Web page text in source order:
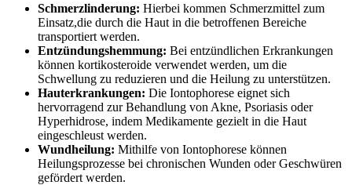
Schmerzlinderung: Hierbei kommen‍ Schmerzmittel ​zum
Einsatz,die durch die Haut in die betroffenen Bereiche
‌transportiert werden.
Entzündungshemmung: Bei entzündlichen Erkrankungen
können⁢ kortikosteroide verwendet werden, um die
Schwellung zu reduzieren und die Heilung zu unterstützen.
Hauterkrankungen: Die Iontophorese eignet sich
hervorragend‌ zur Behandlung von Akne, Psoriasis oder
Hyperhidrose, indem Medikamente gezielt in die ⁣Haut
eingeschleust werden.
Wundheilung: Mithilfe von Iontophorese können
Heilungsprozesse bei chronischen Wunden oder Geschwüren
gefördert werden.